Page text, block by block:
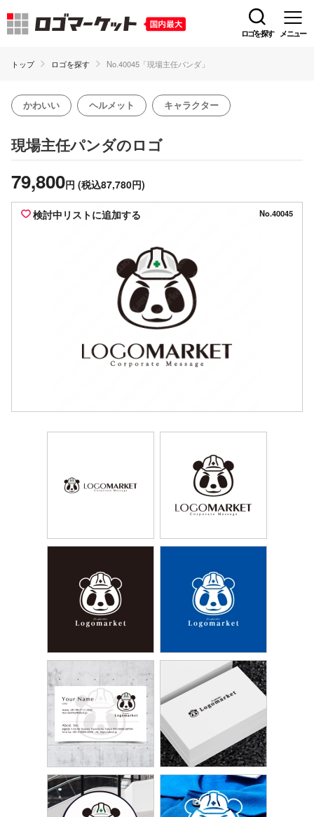
ロゴを探す メニュー
トップ ロゴを探す No.40045「現場主任パンダ」
かわいい ヘルメット キャラクター
現場主任パンダのロゴ
79,800円 (税込87,780円)
検討中リストに追加する No.40045